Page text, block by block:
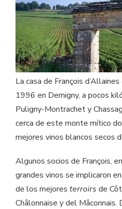
La casa de François
1996 en Demigny, a pocos
Puligny-Montrachet y
cerca de este monte mítico
mejores vinos blancos secos
Algunos socios de François,
grandes vinos se implicaron
de los mejores terroirs de
Châlonnaise y del